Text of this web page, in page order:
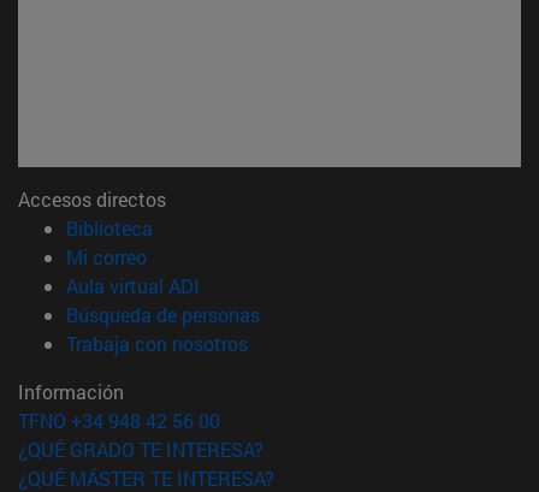
Accesos directos
Biblioteca
Mi correo(abre en nueva ventana)
Aula virtual ADI
Búsqueda de personas(abre en nueva ventana)
Trabaja con nosotros(abre en nueva ventana)
Información
TFNO +34 948 42 56 00
¿QUÉ GRADO TE INTERESA?
¿QUÉ MÁSTER TE INTERESA?